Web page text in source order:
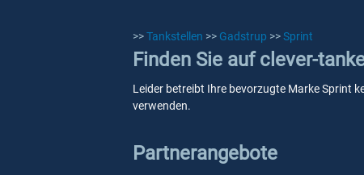
>>Tankstellen >> Gadstrup >>Sprint
Finden Sie auf clever-
Leider betreibt Ihre bevorzugte Marke Sprint
verwenden.
Partnerangebote